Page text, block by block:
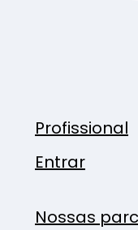
Profissional
Entrar
Nossas